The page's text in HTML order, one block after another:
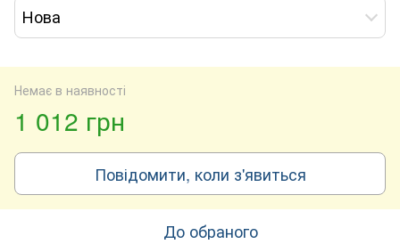
Нова
Немає в наявності
1 012 грн
Повідомити, коли з'явиться
До обраного